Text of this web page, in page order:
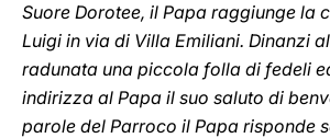
Suore Dorotee, il Papa raggiunge la
Luigi in via di Villa Emiliani. Dinanzi
radunata una piccola folla di fedeli
indirizza al Papa il suo saluto di
parole del Parroco il Papa risponde